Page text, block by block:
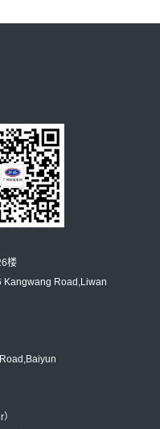
楼
Kangwang Road,Liwan